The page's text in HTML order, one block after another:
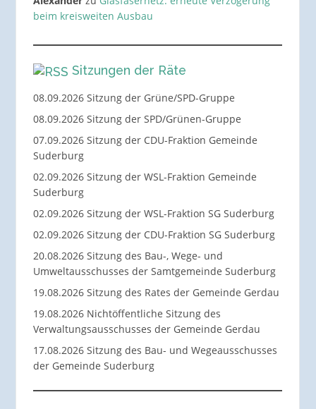
beim kreisweiten Ausbau
Sitzungen der Räte
08.09.2026 Sitzung der Grüne/SPD-Gruppe
08.09.2026 Sitzung der SPD/Grünen-Gruppe
07.09.2026 Sitzung der CDU-Fraktion Gemeinde
Suderburg
02.09.2026 Sitzung der WSL-Fraktion Gemeinde
Suderburg
02.09.2026 Sitzung der WSL-Fraktion SG Suderburg
02.09.2026 Sitzung der CDU-Fraktion SG Suderburg
20.08.2026 Sitzung des Bau-, Wege- und
Umweltausschusses der Samtgemeinde Suderburg
19.08.2026 Sitzung des Rates der Gemeinde Gerdau
19.08.2026 Nichtöffentliche Sitzung des
Verwaltungsausschusses der Gemeinde Gerdau
17.08.2026 Sitzung des Bau- und Wegeausschusses
der Gemeinde Suderburg